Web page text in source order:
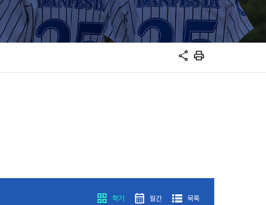
share print
grid_view 학기 calendar_month 월간 lists 목록